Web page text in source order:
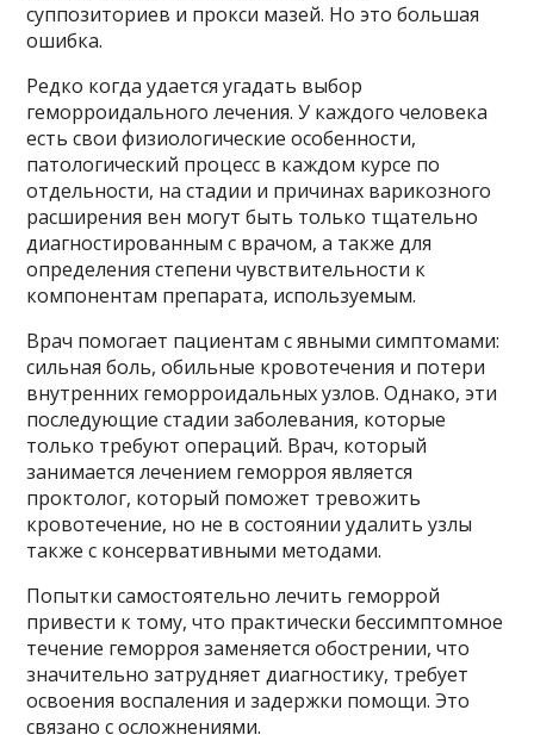
суппозиториев и прокси мазей. Но это большая
ошибка.
Редко когда удается угадать выбор
геморроидального лечения. У каждого человека
есть свои физиологические особенности,
патологический процесс в каждом курсе по
отдельности, на стадии и причинах варикозного
расширения вен могут быть только тщательно
диагностированным с врачом, а также для
определения степени чувствительности к
компонентам препарата, используемым.
Врач помогает пациентам с явными симптомами:
сильная боль, обильные кровотечения и потери
внутренних геморроидальных узлов. Однако, эти
последующие стадии заболевания, которые
только требуют операций. Врач, который
занимается лечением геморроя является
проктолог, который поможет тревожить
кровотечение, но не в состоянии удалить узлы
также с консервативными методами.
Попытки самостоятельно лечить геморрой
привести к тому, что практически бессимптомное
течение геморроя заменяется обострении, что
значительно затрудняет диагностику, требует
освоения воспаления и задержки помощи. Это
связано с осложнениями.